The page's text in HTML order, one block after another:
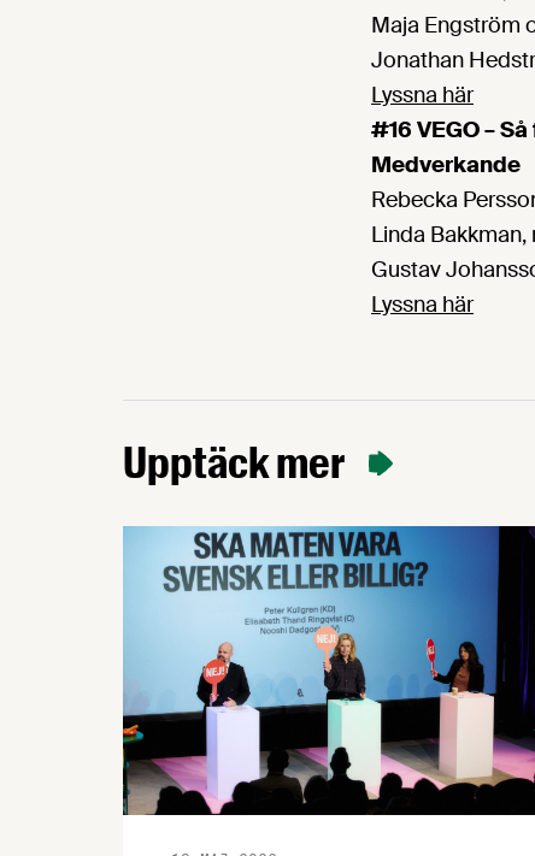
Maja Engström
Jonathan
Lyssna här
#16 VEGO –
Medverkande
Rebecka
Linda
Gustav
Lyssna här
Upptäck mer